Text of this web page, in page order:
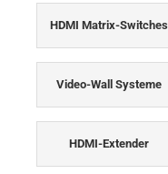
HDMI Matrix-Switches
Video-Wall Systeme
HDMI-Extender